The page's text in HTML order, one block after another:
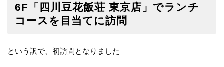
6F「四川豆花飯荘 東京店」でランチ
コースを目当てに訪問
という訳で、初訪問となりました